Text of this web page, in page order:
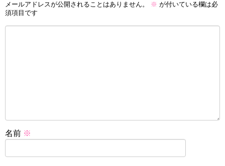
メールアドレスが公開されることはありません。 ※ が付いている欄は必
須項目です
名前 ※